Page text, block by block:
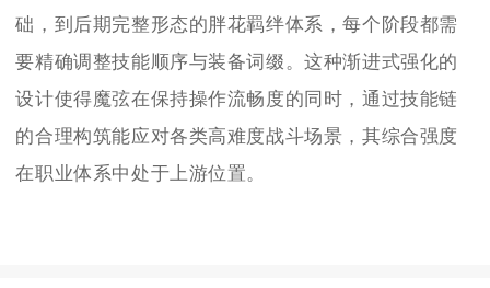
础，到后期完整形态的胖花羁绊体系，每个阶段都需
要精确调整技能顺序与装备词缀。这种渐进式强化的
设计使得魔弦在保持操作流畅度的同时，通过技能链
的合理构筑能应对各类高难度战斗场景，其综合强度
在职业体系中处于上游位置。